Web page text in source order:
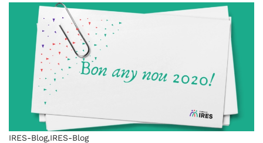
IRES-Blog,IRES-Blog